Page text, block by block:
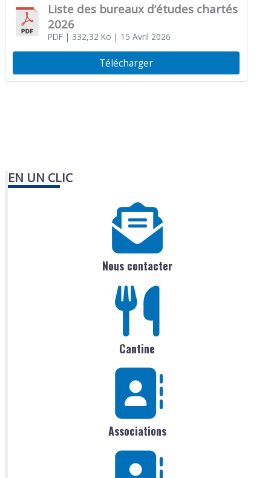
Liste des bureaux d’études chartés
2026
PDF| 332,32 Ko | 15 Avril 2026
Télécharger
EN UN CLIC
Nous contacter
Cantine
Associations